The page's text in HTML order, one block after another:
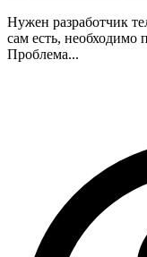
Нужен разработчик
сам есть, необходимо
Проблема...